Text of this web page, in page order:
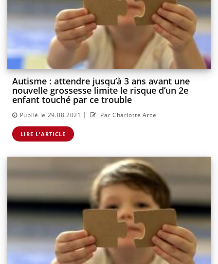
Autisme : attendre jusqu’à 3 ans avant une
nouvelle grossesse limite le risque d’un 2e
enfant touché par ce trouble
Publié le 29.08.2021 | Par Charlotte Arce
LIRE L'ARTICLE